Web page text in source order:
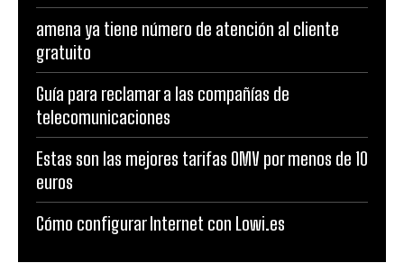
amena ya tiene número de atención al cliente
gratuito
Guía para reclamar a las compañías de
telecomunicaciones
Estas son las mejores tarifas OMV por menos de 10
euros
Cómo configurar Internet con Lowi.es